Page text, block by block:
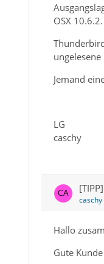
OSX 10.6.2.
Jemand
LG
caschy
caschy
Hallo
Gute